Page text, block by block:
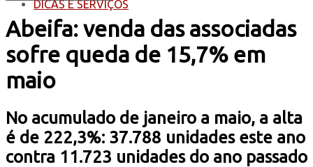
DICAS E SERVIÇOS
Abeifa: venda das associadas
sofre queda de 15,7% em
maio
No acumulado de janeiro a maio, a alta
é de 222,3%: 37.788 unidades este ano
contra 11.723 unidades do ano passado